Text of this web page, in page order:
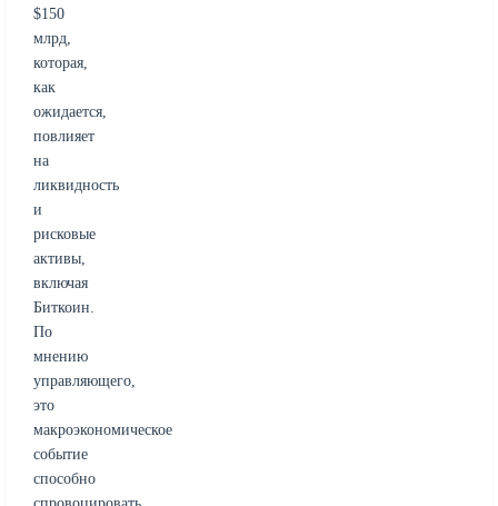
$150
млрд,
которая,
как
ожидается,
повлияет
на
ликвидность
и
рисковые
активы,
включая
Биткоин.
По
мнению
управляющего,
это
макроэкономическое
событие
способно